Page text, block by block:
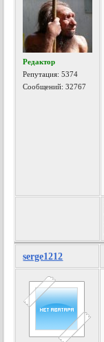
Редактор
Репутация:5374
Сообщений: 32767
serge1212